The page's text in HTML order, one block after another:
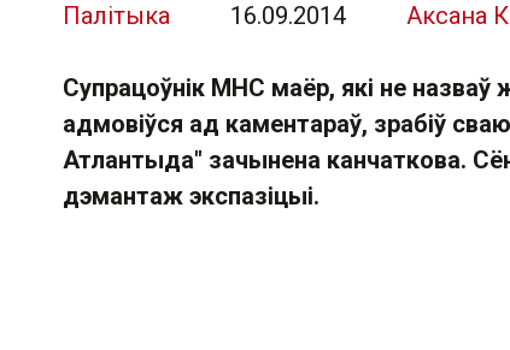
Палітыка 16.09.2014 Аксана
Супрацоўнік МНС маёр, які не назваў
адмовіўся ад каментараў, зрабіў
Атлантыда" зачынена канчаткова.
дэмантаж экспазіцыі.